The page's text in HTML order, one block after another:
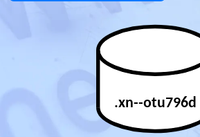
.xn--otu796d